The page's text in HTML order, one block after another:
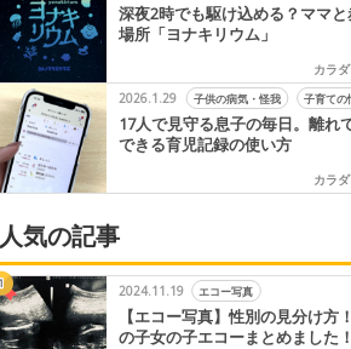
深夜2時でも駆け込める？ママ
場所「ヨナキリウム」
カラ
2026.1.29
子供の病気・怪我 子育ての
17人で見守る息子の毎日。離れ
できる育児記録の使い方
カラ
人気の記事
2024.11.19 エコー写真
【エコー写真】性別の見分け方
の子女の子エコーまとめました！